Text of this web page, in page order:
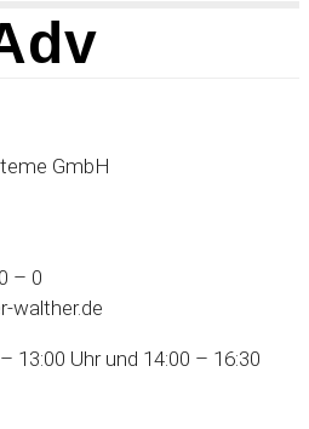
GmbH
– 0
walther.de
13:00 Uhr und 14:00 – 16:30